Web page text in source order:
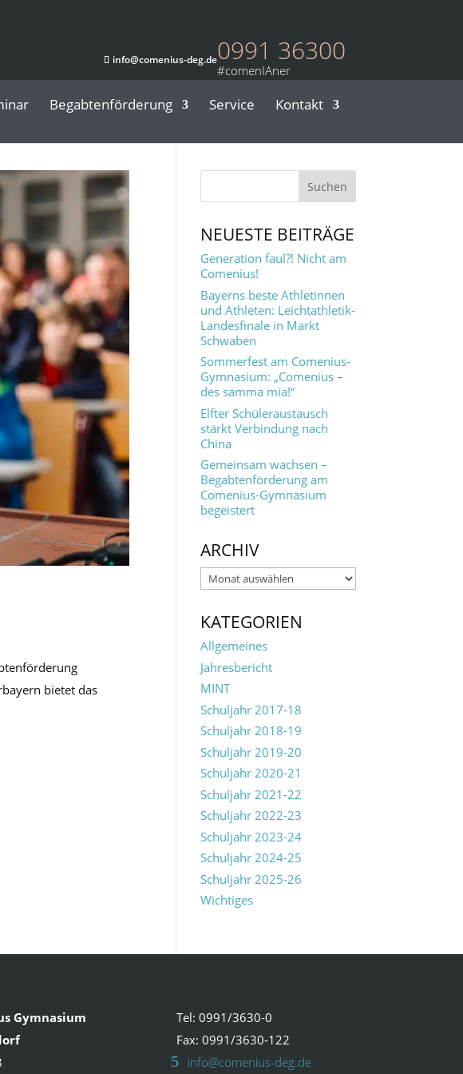
0991 36300
info@comenius-deg.de
Begabtenförderung Service Kontakt
bietet das
NEUESTE BEITRÄGE
Generation faul?! Nicht am
Comenius!
Bayerns beste Athletinnen
und Athleten: Leichtathletik-
Landesfinale in Markt
Schwaben
Sommerfest am Comenius-
Gymnasium: „Comenius –
des samma mia!“
Elfter Schüleraustausch
stärkt Verbindung nach
China
Gemeinsam wachsen –
Begabtenförderung am
Comenius-Gymnasium
begeistert
ARCHIV
Archiv
KATEGORIEN
Allgemeines
Jahresbericht
MINT
Schuljahr 2017-18
Schuljahr 2018-19
Schuljahr 2019-20
Schuljahr 2020-21
Schuljahr 2021-22
Schuljahr 2022-23
Schuljahr 2023-24
Schuljahr 2024-25
Schuljahr 2025-26
Wichtiges
Gymnasium
Tel: 0991/3630-0
Fax: 0991/3630-122
info@comenius-deg.de